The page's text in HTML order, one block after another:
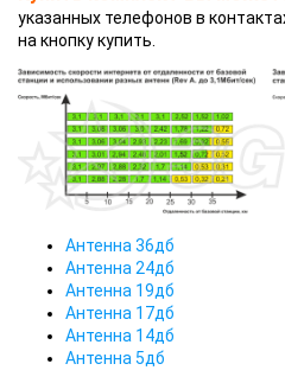
указанных телефонов в
на кнопку купить.
Антенна 36дб
Антенна 24дб
Антенна 19дб
Антенна 17дб
Антенна 14дб
Антенна 5дб